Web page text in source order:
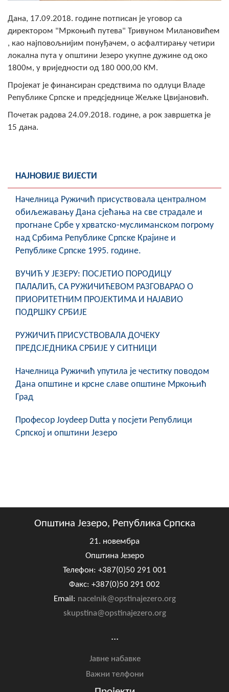
Скупштинско вијеће општине језеро
Састав Скупштине
Службени Гласници
ОПШТИНСКА УПРАВА
Вијести
Јавни позиви
Обавјештења
Заштита од пожара
COVID 19
ФИНАНСИЈЕ
Пољопривреда
Туризам
Спорт
КОНТАКТ
Дана, 17.09.2018. године потписан је уговор са
директором "Мркоњић путева" Тривуном Милановићем
, као најповољнијим понуђачем, о асфалтирању четири
локална пута у општини Језеро укупне дужине од око
1800м, у вриједности од 180 000,00 КМ.
Пројекат је финансиран средствима по одлуци Владе
Републике Српске и предсједнице Жељке Цвијановић.
Почетак радова 24.09.2018. године, а рок завршетка је
15 дана.
НАЈНОВИЈЕ ВИЈЕСТИ
Начелница Ружичић присуствовала централном
обиљежавању Дана сјећања на све страдале и
прогнане Србе у хрватско-муслиманском погрому
над Србима Републике Српске Крајине и
Републике Српске 1995. године.
ВУЧИЋ У ЈЕЗЕРУ: ПОСЈЕТИО ПОРОДИЦУ
ПАЛАЛИЋ, СА РУЖИЧИЋЕВОМ РАЗГОВАРАО О
ПРИОРИТЕТНИМ ПРОЈЕКТИМА И НАЈАВИО
ПОДРШКУ СРБИЈЕ
РУЖИЧИЋ ПРИСУСТВОВАЛА ДОЧЕКУ
ПРЕДСЈЕДНИКА СРБИЈЕ У СИТНИЦИ
Начелница Ружичић упутила је честитку поводом
Дана општине и крсне славе општине Мркоњић
Град
Професор Joydeep Dutta у посјети Републици
Српској и општини Језеро
Општина Језеро, Република Српска
21. новембра
Општина Језеро
Телефон: +387(0)50 291 001
Факс: +387(0)50 291 002
Email: nacelnik@opstinajezero.org
skupstina@opstinajezero.org
...
Јавне набавке
Важни телфони